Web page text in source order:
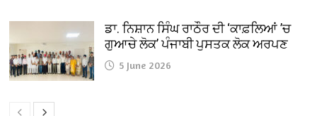
ਡਾ. ਨਿਸ਼ਾਨ ਸਿੰਘ ਰਾਠੌਰ ਦੀ ‘ਕਾਫ਼ਲਿਆਂ ’ਚ
ਗੁਆਚੇ ਲੋਕ’ ਪੰਜਾਬੀ ਪੁਸਤਕ ਲੋਕ ਅਰਪਣ
5 June 2026